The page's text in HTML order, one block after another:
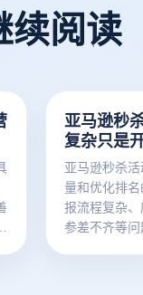
续阅读
亚马逊秒
复杂只是
亚马逊秒杀
量和优化排
报流程复杂
参差不齐等问